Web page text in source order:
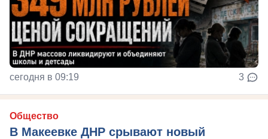
сегодня в 09:19 3
Общество
В Макеевке ДНР срывают новый